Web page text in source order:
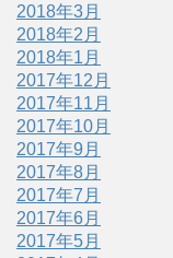
2018年3月
2018年2月
2018年1月
2017年12月
2017年11月
2017年10月
2017年9月
2017年8月
2017年7月
2017年6月
2017年5月